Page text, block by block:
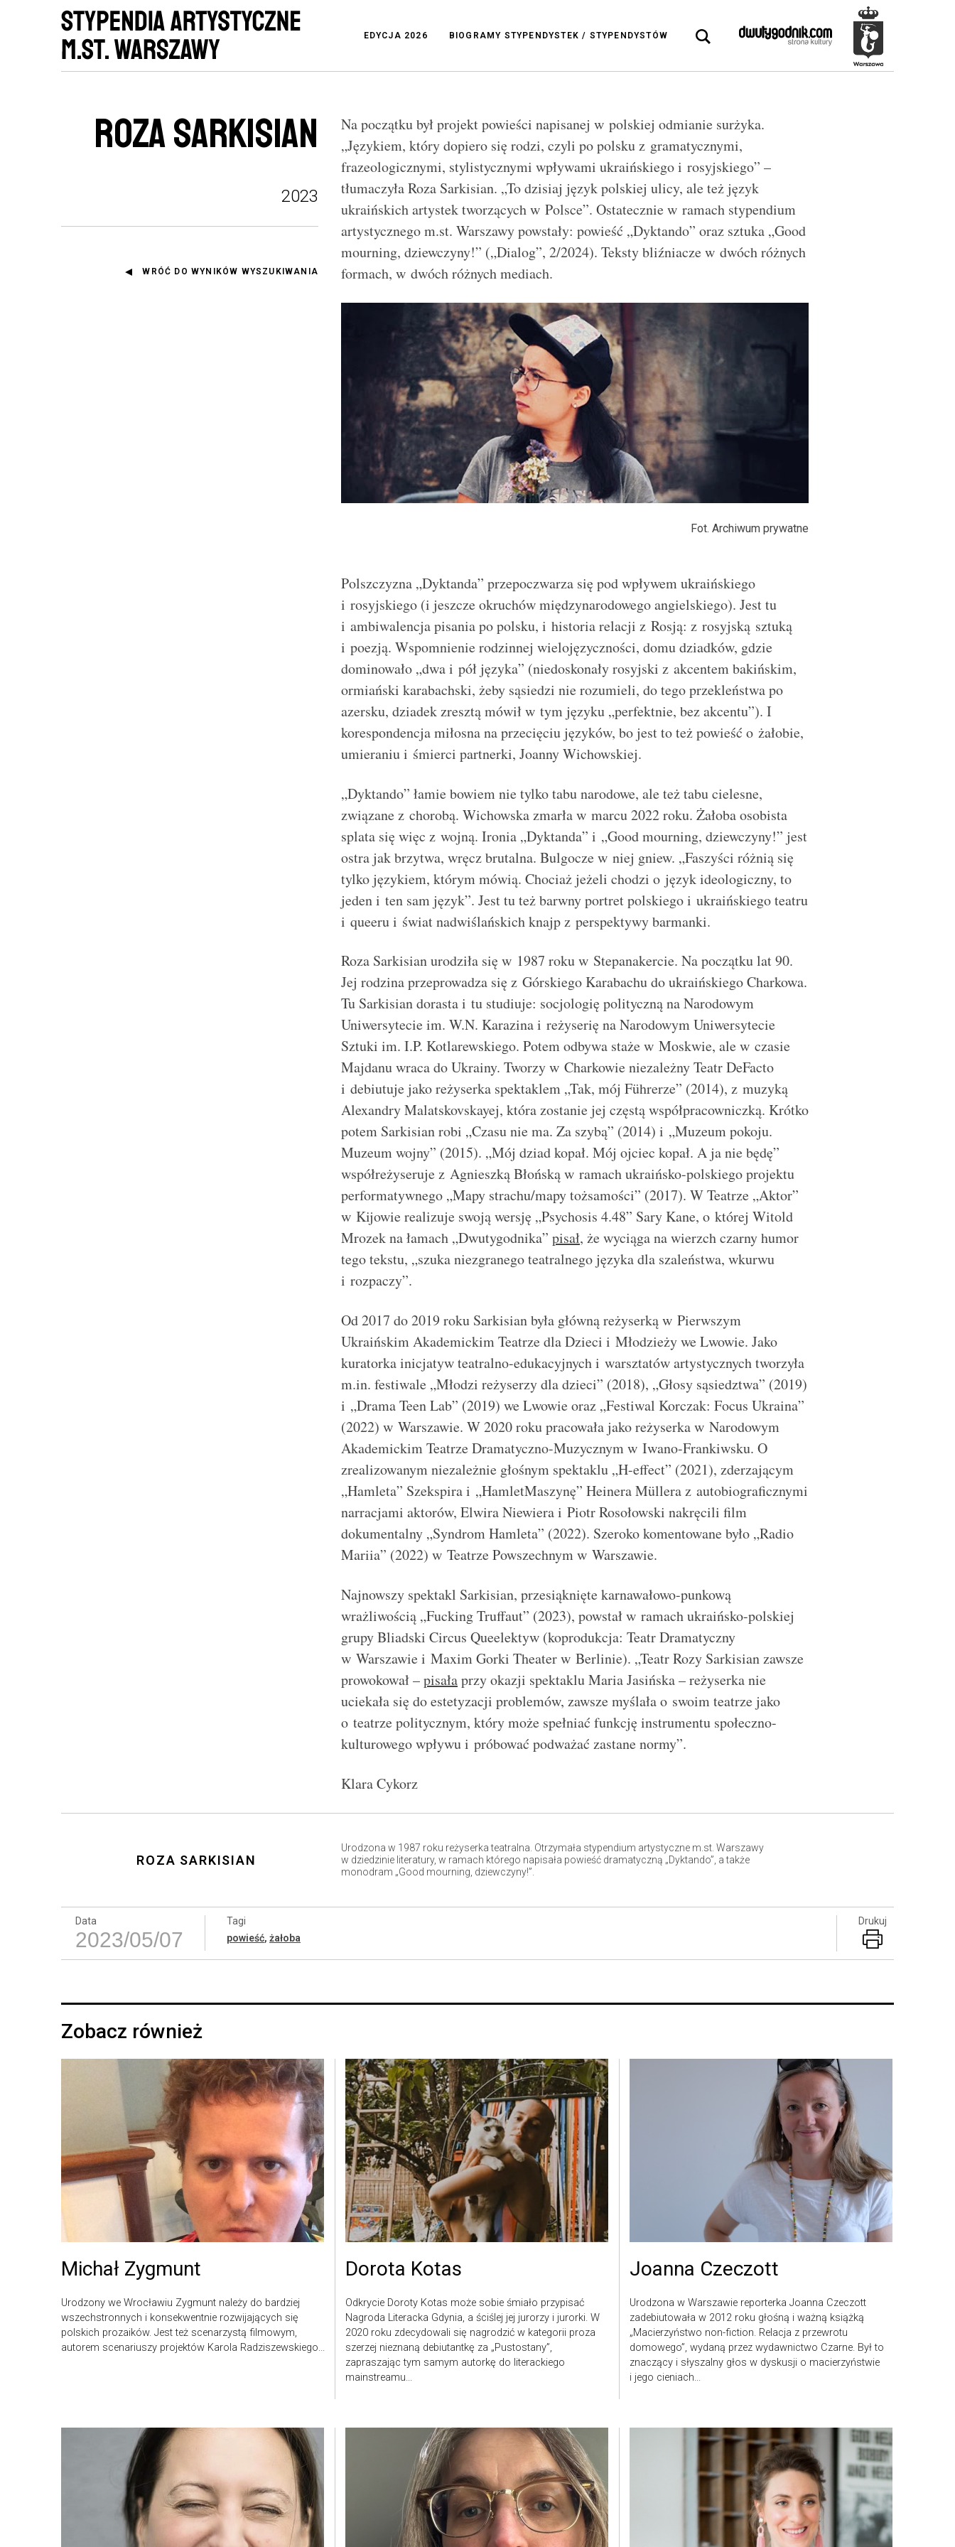
EDYCJA 2026 BIOGRAMY STYPENDYSTEK / STYPENDYSTÓW
ROZA SARKISIAN
2023
WRÓĆ DO WYNIKÓW WYSZUKIWANIA
Na początku był projekt powieści napisanej w polskiej odmianie surżyka.
„Językiem, który dopiero się rodzi, czyli po polsku z gramatycznymi,
frazeologicznymi, stylistycznymi wpływami ukraińskiego i rosyjskiego” –
tłumaczyła Roza Sarkisian. „To dzisiaj język polskiej ulicy, ale też język
ukraińskich artystek tworzących w Polsce”. Ostatecznie w ramach stypendium
artystycznego m.st. Warszawy powstały: powieść „Dyktando” oraz sztuka „Good
mourning, dziewczyny!” („Dialog”, 2/2024). Teksty bliźniacze w dwóch różnych
formach, w dwóch różnych mediach.
Fot. Archiwum prywatne
Polszczyzna „Dyktanda” przepoczwarza się pod wpływem ukraińskiego
i rosyjskiego (i jeszcze okruchów międzynarodowego angielskiego). Jest tu
i ambiwalencja pisania po polsku, i historia relacji z Rosją: z rosyjską sztuką
i poezją. Wspomnienie rodzinnej wielojęzyczności, domu dziadków, gdzie
dominowało „dwa i pół języka” (niedoskonały rosyjski z akcentem bakińskim,
ormiański karabachski, żeby sąsiedzi nie rozumieli, do tego przekleństwa po
azersku, dziadek zresztą mówił w tym języku „perfektnie, bez akcentu”). I
korespondencja miłosna na przecięciu języków, bo jest to też powieść o żałobie,
umieraniu i śmierci partnerki, Joanny Wichowskiej.
„Dyktando” łamie bowiem nie tylko tabu narodowe, ale też tabu cielesne,
związane z chorobą. Wichowska zmarła w marcu 2022 roku. Żałoba osobista
splata się więc z wojną. Ironia „Dyktanda” i „Good mourning, dziewczyny!” jest
ostra jak brzytwa, wręcz brutalna. Bulgocze w niej gniew. „Faszyści różnią się
tylko językiem, którym mówią. Chociaż jeżeli chodzi o język ideologiczny, to
jeden i ten sam język”. Jest tu też barwny portret polskiego i ukraińskiego teatru
i queeru i świat nadwiślańskich knajp z perspektywy barmanki.
Roza Sarkisian urodziła się w 1987 roku w Stepanakercie. Na początku lat 90.
Jej rodzina przeprowadza się z Górskiego Karabachu do ukraińskiego Charkowa.
Tu Sarkisian dorasta i tu studiuje: socjologię polityczną na Narodowym
Uniwersytecie im. W.N. Karazina i reżyserię na Narodowym Uniwersytecie
Sztuki im. I.P. Kotlarewskiego. Potem odbywa staże w Moskwie, ale w czasie
Majdanu wraca do Ukrainy. Tworzy w Charkowie niezależny Teatr DeFacto
i debiutuje jako reżyserka spektaklem „Tak, mój Führerze” (2014), z muzyką
Alexandry Malatskovskayej, która zostanie jej częstą współpracowniczką. Krótko
potem Sarkisian robi „Czasu nie ma. Za szybą” (2014) i „Muzeum pokoju.
Muzeum wojny” (2015). „Mój dziad kopał. Mój ojciec kopał. A ja nie będę”
współreżyseruje z Agnieszką Błońską w ramach ukraińsko-polskiego projektu
performatywnego „Mapy strachu/mapy tożsamości” (2017). W Teatrze „Aktor”
w Kijowie realizuje swoją wersję „Psychosis 4.48” Sary Kane, o której Witold
Mrozek na łamach „Dwutygodnika” pisał, że wyciąga na wierzch czarny humor
tego tekstu, „szuka niezgranego teatralnego języka dla szaleństwa, wkurwu
i rozpaczy”.
Od 2017 do 2019 roku Sarkisian była główną reżyserką w Pierwszym
Ukraińskim Akademickim Teatrze dla Dzieci i Młodzieży we Lwowie. Jako
kuratorka inicjatyw teatralno-edukacyjnych i warsztatów artystycznych tworzyła
m.in. festiwale „Młodzi reżyserzy dla dzieci” (2018), „Głosy sąsiedztwa” (2019)
i „Drama Teen Lab” (2019) we Lwowie oraz „Festiwal Korczak: Focus Ukraina”
(2022) w Warszawie. W 2020 roku pracowała jako reżyserka w Narodowym
Akademickim Teatrze Dramatyczno-Muzycznym w Iwano-Frankiwsku. O
zrealizowanym niezależnie głośnym spektaklu „H-effect” (2021), zderzającym
„Hamleta” Szekspira i „HamletMaszynę” Heinera Müllera z autobiograficznymi
narracjami aktorów, Elwira Niewiera i Piotr Rosołowski nakręcili film
dokumentalny „Syndrom Hamleta” (2022). Szeroko komentowane było „Radio
Mariia” (2022) w Teatrze Powszechnym w Warszawie.
Najnowszy spektakl Sarkisian, przesiąknięte karnawałowo-punkową
wrażliwością „Fucking Truffaut” (2023), powstał w ramach ukraińsko-polskiej
grupy Bliadski Circus Queelektyw (koprodukcja: Teatr Dramatyczny
w Warszawie i Maxim Gorki Theater w Berlinie). „Teatr Rozy Sarkisian zawsze
prowokował –pisałaprzy okazji spektaklu Maria Jasińska – reżyserka nie
uciekała się do estetyzacji problemów, zawsze myślała o swoim teatrze jako
o teatrze politycznym, który może spełniać funkcję instrumentu społeczno-
kulturowego wpływu i próbować podważać zastane normy”.
Klara Cykorz
ROZA SARKISIAN
Urodzona w 1987 roku reżyserka teatralna. Otrzymała stypendium artystyczne m.st. Warszawy
w dziedzinie literatury, w ramach którego napisała powieść dramatyczną „Dyktando”, a także
monodram „Good mourning, dziewczyny!”.
Drukuj
Data
2023/05/07
Tagi
powieść, żałoba
Zobacz również
Michał Zygmunt
Urodzony we Wrocławiu Zygmunt należy do bardziej
wszechstronnych i konsekwentnie rozwijających się
polskich prozaików. Jest też scenarzystą filmowym,
autorem scenariuszy projektów Karola Radziszewskiego...
Dorota Kotas
Odkrycie Doroty Kotas może sobie śmiało przypisać
Nagroda Literacka Gdynia, a ściślej jej jurorzy i jurorki. W
2020 roku zdecydowali się nagrodzić w kategorii proza
szerzej nieznaną debiutantkę za „Pustostany”,
zapraszając tym samym autorkę do literackiego
mainstreamu...
Joanna Czeczott
Urodzona w Warszawie reporterka Joanna Czeczott
zadebiutowała w 2012 roku głośną i ważną książką
„Macierzyństwo non-fiction. Relacja z przewrotu
domowego”, wydaną przez wydawnictwo Czarne. Był to
znaczący i słyszalny głos w dyskusji o macierzyństwie
i jego cieniach...